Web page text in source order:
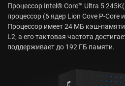
Процессор Intel® Core™ Ultra 5
процессор (6 ядер Lion Cove P-Core
Процессор имеет 24 МБ кэш-
L2, а его тактовая частота
поддерживает до 192 ГБ памяти.